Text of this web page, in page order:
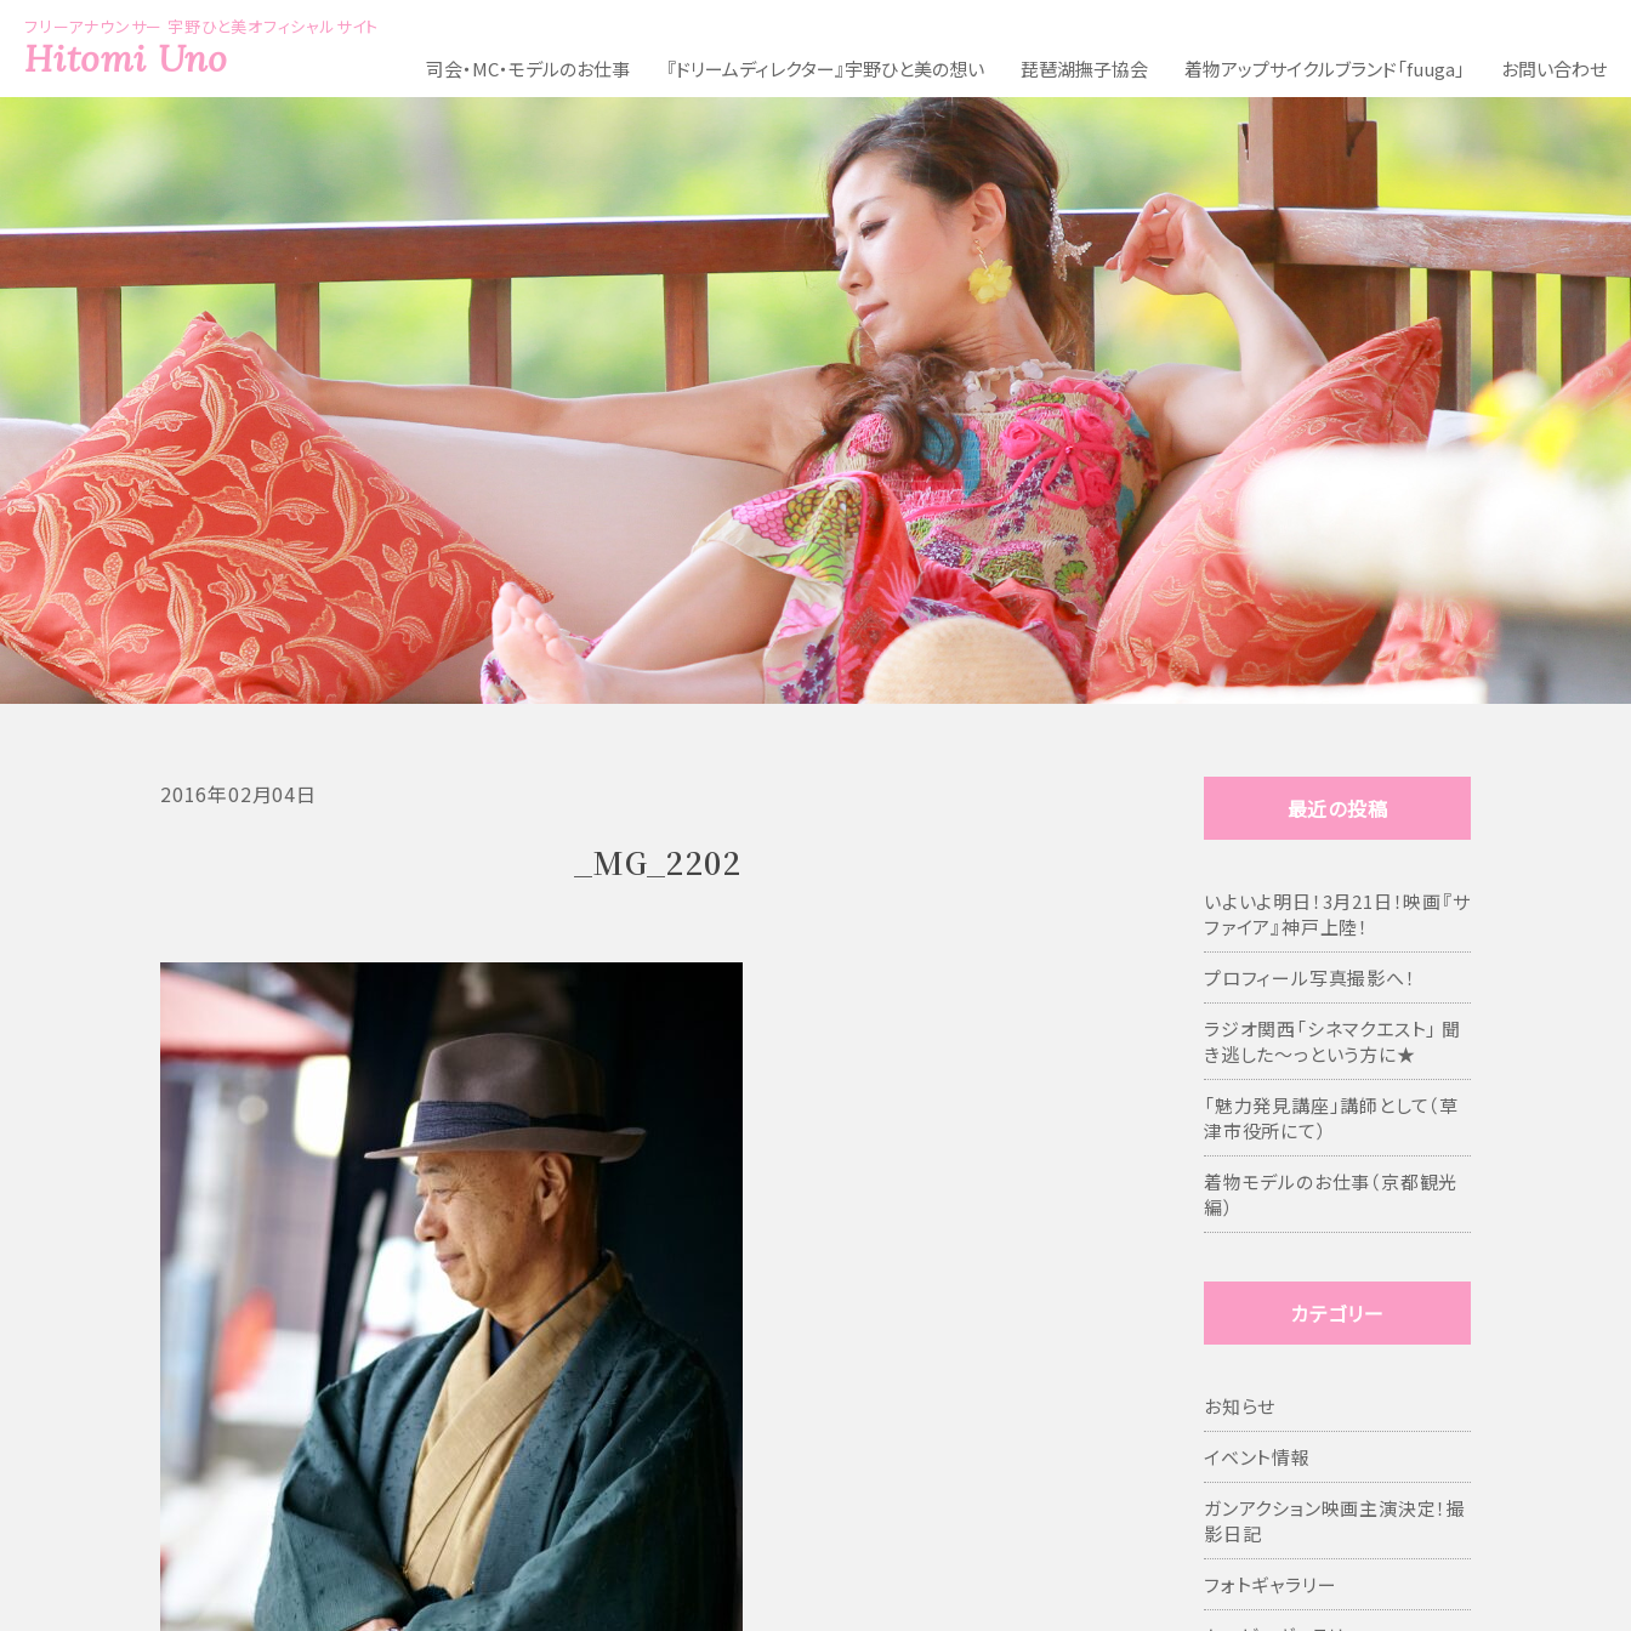
フリーアナウンサー 宇野ひと美オフィシャルサイト
Hitomi Uno 司会・MC・モデルのお仕事 『ドリームディレクター』宇野ひと美の想い 琵琶湖撫子協会 着物アップサイクルブランド「fuuga」 お問い合わせ
2016年02月04日
_MG_2202
最近の投稿
いよいよ明日！3月21日！映画『サ
ファイア』神戸上陸！
プロフィール写真撮影へ！
ラジオ関西「シネマクエスト」 聞
き逃した～っという方に★
「魅力発見講座」講師として（草
津市役所にて）
着物モデルのお仕事（京都観光
編）
カテゴリー
お知らせ
イベント情報
ガンアクション映画主演決定！撮
影日記
フォトギャラリー